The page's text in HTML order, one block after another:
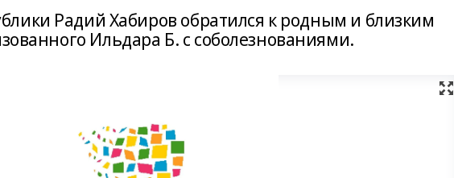
Радий Хабиров обратился к родным и близким
Ильдара Б. с соболезнованиями.